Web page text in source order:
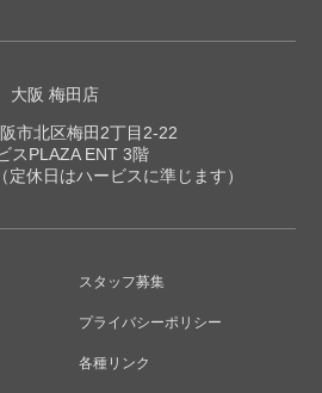
大阪 梅田店
市北区梅田2丁目2-22
スPLAZA ENT 3階
休日はハービスに準じます）
スタッフ募集
プライバシーポリシー
各種リンク